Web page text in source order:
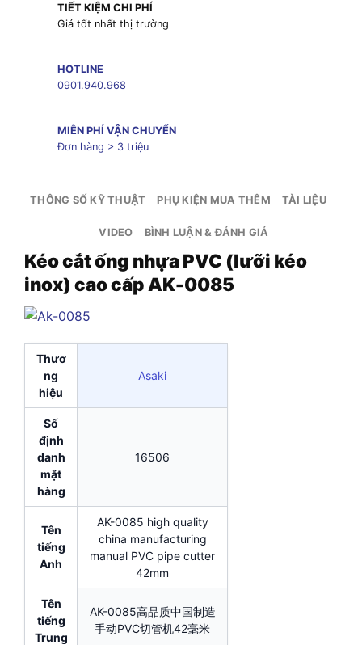
TIẾT KIỆM CHI PHÍ
Giá tốt nhất thị trường
HOTLINE
0901.940.968
MIỄN PHÍ VẬN CHUYỂN
Đơn hàng > 3 triệu
THÔNG SỐ KỸ THUẬT PHỤ KIỆN MUA THÊM TÀI LIỆU
VIDEO BÌNH LUẬN & ĐÁNH GIÁ
Kéo cắt ống nhựa PVC (lưỡi kéo
inox) cao cấp AK-0085
Thươ
ng
hiệu
Asaki
Số
định
danh
mặt
hàng
16506
Tên
tiếng
Anh
AK-0085 high quality
china manufacturing
manual PVC pipe cutter
42mm
Tên
tiếng
Trung
AK-0085高品质中国制造
手动PVC切管机42毫米